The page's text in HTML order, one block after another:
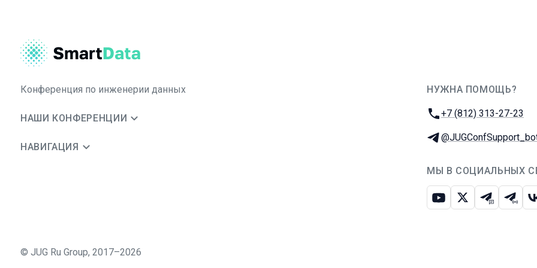
Конференция по инженерии данных
НАШИ КОНФЕРЕНЦИИ
НАВИГАЦИЯ
НУЖНА ПОМОЩЬ?
Телефон:
+7 (812) 313-27-23
Телеграм:
МЫ В СОЦИАЛЬНЫХ
ЮтубИкс Телеграм-
© JUG Ru Group, 2017–2026